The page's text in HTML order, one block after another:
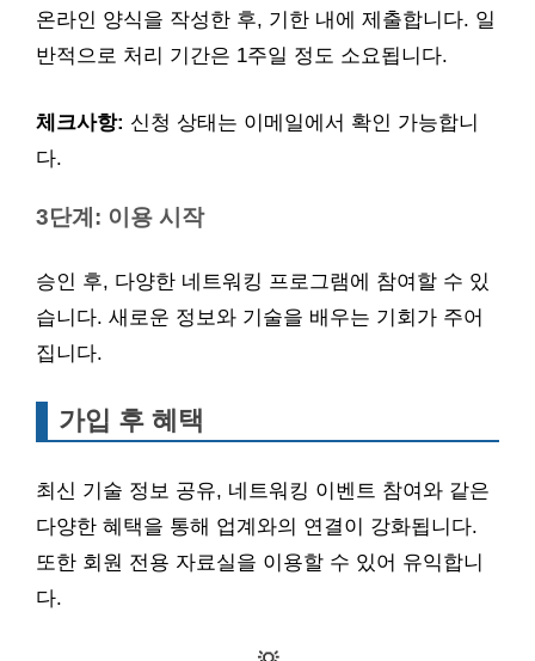
온라인 양식을 작성한 후, 기한 내에 제출합니다. 일
반적으로 처리 기간은 1주일 정도 소요됩니다.
체크사항: 신청 상태는 이메일에서 확인 가능합니
다.
3단계: 이용 시작
승인 후, 다양한 네트워킹 프로그램에 참여할 수 있
습니다. 새로운 정보와 기술을 배우는 기회가 주어
집니다.
가입 후 혜택
최신 기술 정보 공유, 네트워킹 이벤트 참여와 같은
다양한 혜택을 통해 업계와의 연결이 강화됩니다.
또한 회원 전용 자료실을 이용할 수 있어 유익합니
다.